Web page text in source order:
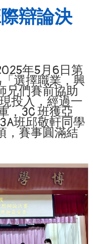
辯論決
年5月6日第
選擇職業，興
兄們賽前協助
投入，經過一
，3C 班獲亞
班邱敬軒同學
，賽事圓滿結